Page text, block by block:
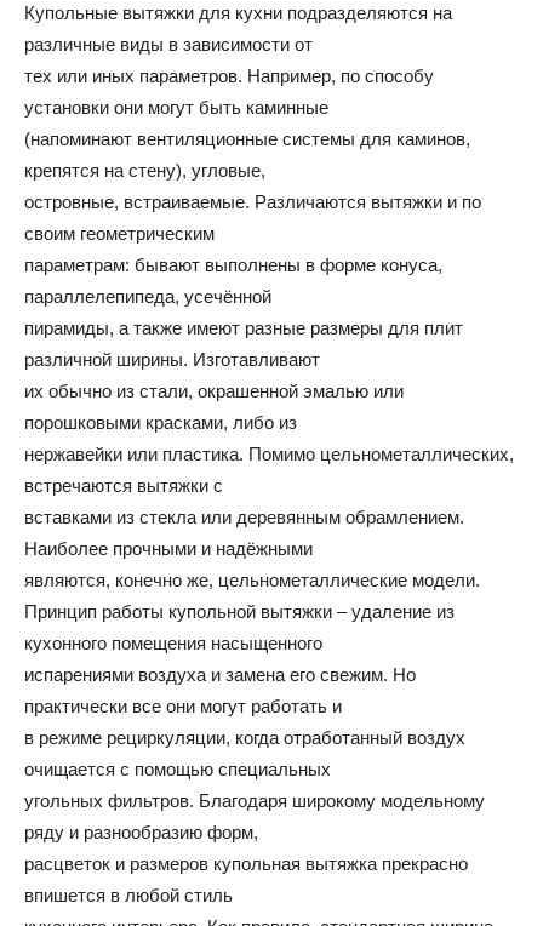
Купольные вытяжки для кухни подразделяются на
различные виды в зависимости от
тех или иных параметров. Например, по способу
установки они могут быть каминные
(напоминают вентиляционные системы для каминов,
крепятся на стену), угловые,
островные, встраиваемые. Различаются вытяжки и по
своим геометрическим
параметрам: бывают выполнены в форме конуса,
параллелепипеда, усечённой
пирамиды, а также имеют разные размеры для плит
различной ширины. Изготавливают
их обычно из стали, окрашенной эмалью или
порошковыми красками, либо из
нержавейки или пластика. Помимо цельнометаллических,
встречаются вытяжки с
вставками из стекла или деревянным обрамлением.
Наиболее прочными и надёжными
являются, конечно же, цельнометаллические модели.
Принцип работы купольной вытяжки – удаление из
кухонного помещения насыщенного
испарениями воздуха и замена его свежим. Но
практически все они могут работать и
в режиме рециркуляции, когда отработанный воздух
очищается с помощью специальных
угольных фильтров. Благодаря широкому модельному
ряду и разнообразию форм,
расцветок и размеров купольная вытяжка прекрасно
впишется в любой стиль